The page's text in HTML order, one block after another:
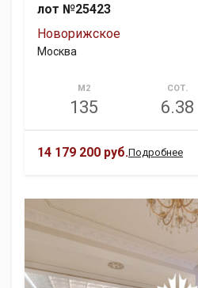
лот №25423
Новорижское
Москва
М2
135
СОТ.
6.38
14 179 200 руб.Подробнее